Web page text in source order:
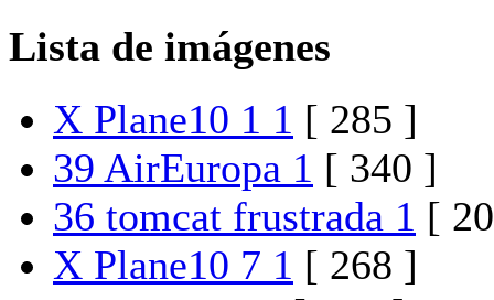
Lista de imágenes
X Plane10 1 1 [ 285 ]
39 AirEuropa 1 [ 340 ]
36 tomcat frustrada 1 [
X Plane10 7 1 [ 268 ]